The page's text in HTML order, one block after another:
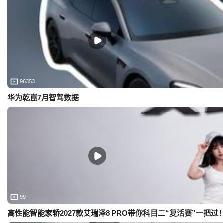
96353
华为乾崑7月智驾数据
99
高性能智能家轿2027款艾瑞泽8 PRO带你科目二“复活赛”一把过